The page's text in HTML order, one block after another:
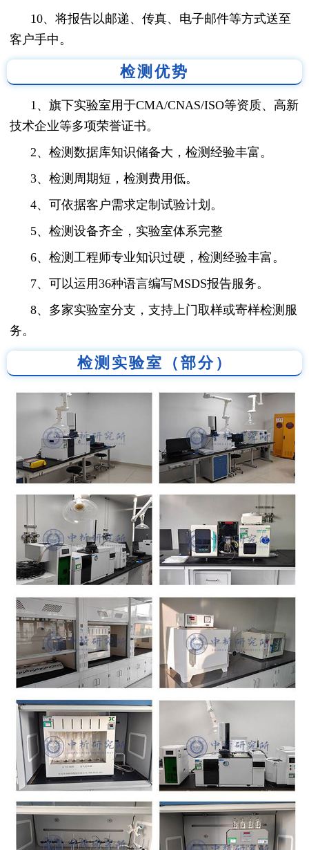
10、将报告以邮递、传真、电子邮件等方式送至
客户手中。
检测优势
1、旗下实验室用于CMA/CNAS/ISO等资质、高新
技术企业等多项荣誉证书。
2、检测数据库知识储备大，检测经验丰富。
3、检测周期短，检测费用低。
4、可依据客户需求定制试验计划。
5、检测设备齐全，实验室体系完整
6、检测工程师专业知识过硬，检测经验丰富。
7、可以运用36种语言编写MSDS报告服务。
8、多家实验室分支，支持上门取样或寄样检测服
务。
检测实验室（部分）